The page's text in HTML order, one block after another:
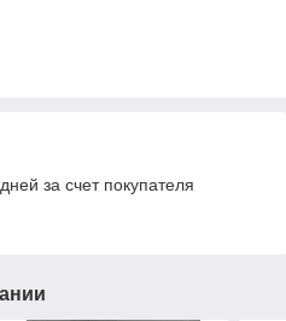
за счет покупателя